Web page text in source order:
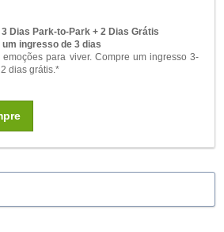
Dias Park-to-Park + 2 Dias Grátis
ingresso de 3 dias
para viver. Compre um ingresso 3-
dias grátis.*